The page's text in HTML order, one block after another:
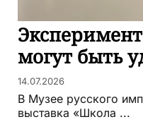
могут быть
14.07.2026
В Музее русского
выставка «Школа ...